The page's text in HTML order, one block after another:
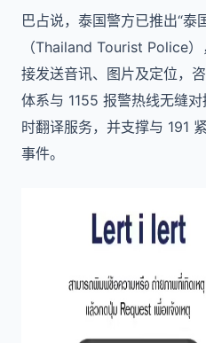
巴占说，泰国警方已推出“泰
（Thailand Tourist Police
接发送音讯、图片及定位，
体系与 1155 报警热线无缝
时翻译服务，并支撑与 191
事件。